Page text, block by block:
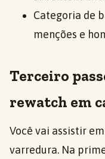
Categoria de
menções e
Terceiro
rewatch em
Você vai assistir
varredura. Na